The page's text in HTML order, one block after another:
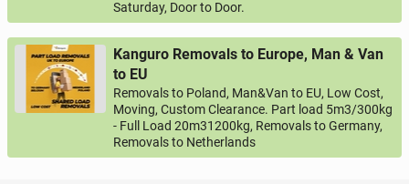
Saturday, Door to Door.
Kanguro Removals to Europe, Man & Van
to EU
Removals to Poland, Man&Van to EU, Low Cost,
Moving, Custom Clearance. Part load 5m3/300kg
- Full Load 20m31200kg, Removals to Germany,
Removals to Netherlands